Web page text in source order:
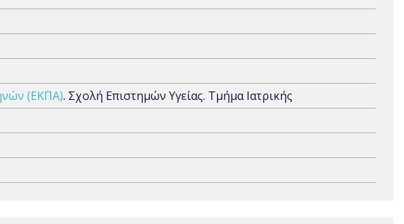
(ΕΚΠΑ). Σχολή Επιστημών Υγείας. Τμήμα Ιατρικής